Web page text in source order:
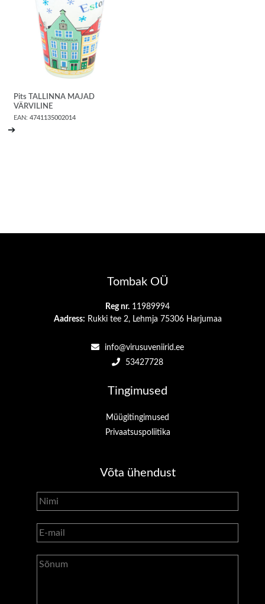
Pits TALLINNA MAJAD
VÄRVILINE
EAN:4741135002014
➔
Tombak OÜ
Reg nr. 11989994
Aadress: Rukki tee 2, Lehmja 75306 Harjumaa
info@virusuveniirid.ee
53427728
Tingimused
Müügitingimused
Privaatsuspoliitika
Võta ühendust